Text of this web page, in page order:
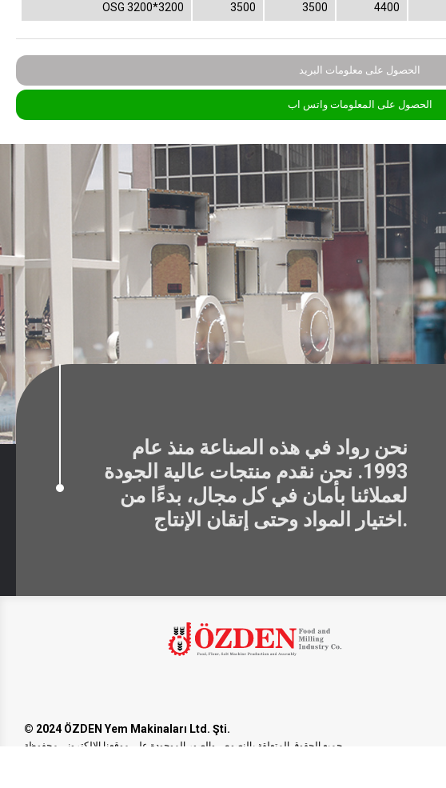
OSG 3200*3200 3500 3500 4400
الحصول على معلومات البريد
الحصول على المعلومات واتس اب
نحن رواد في هذه الصناعة منذ عام
1993. نحن نقدم منتجات عالية الجودة
لعملائنا بأمان في كل مجال، بدءًا من
اختيار المواد وحتى إتقان الإنتاج.
© 2024 ÖZDEN Yem Makinaları Ltd. Şti.